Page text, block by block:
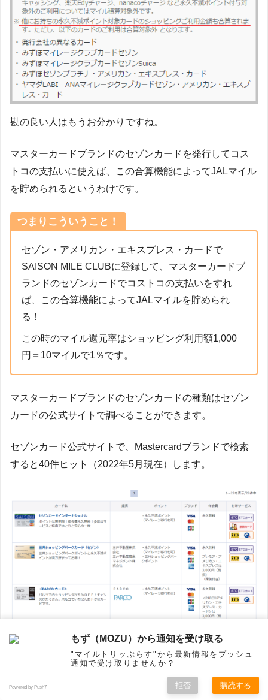
勘の良い人はもうお分かりですね。
マスターカードブランドのセゾンカードを発行してコス
トコの支払いに使えば、この合算機能によってJALマイル
を貯められるというわけです。
つまりこういうこと！
セゾン・アメリカン・エキスプレス・カードで
SAISON MILE CLUBに登録して、マスターカードブ
ランドのセゾンカードでコストコの支払いをすれ
ば、この合算機能によってJALマイルを貯められ
る！
この時のマイル還元率はショッピング利用額1,000
円＝10マイルで1％です。
マスターカードブランドのセゾンカードの種類はセゾン
カードの公式サイトで調べることができます。
セゾンカード公式サイトで、Mastercardブランドで検索
すると40件ヒット（2022年5月現在）します。
その中からマスターカードブランドで永久不滅ポイント
ホーム メニュー トップ
もず（MOZU）から通知を受け取る
"マイルトリッぷらす"から最新情報をプッシュ
通知で受け取りませんか？
Powered by Push7 拒否 購読する